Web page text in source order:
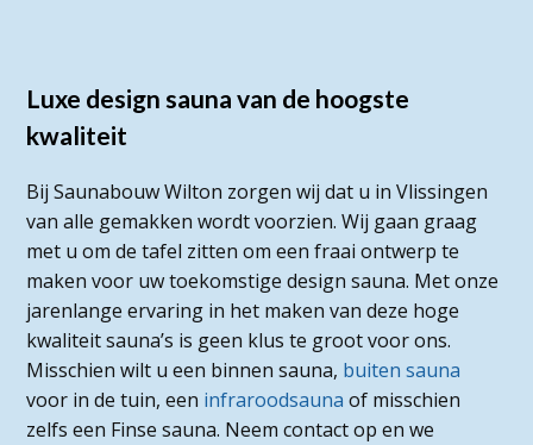
Luxe design sauna van de hoogste
kwaliteit
Bij Saunabouw Wilton zorgen wij dat u in Vlissingen
van alle gemakken wordt voorzien. Wij gaan graag
met u om de tafel zitten om een fraai ontwerp te
maken voor uw toekomstige design sauna. Met onze
jarenlange ervaring in het maken van deze hoge
kwaliteit sauna’s is geen klus te groot voor ons.
Misschien wilt u een binnen sauna, buiten sauna
voor in de tuin, een infraroodsauna of misschien
zelfs een Finse sauna. Neem contact op en we